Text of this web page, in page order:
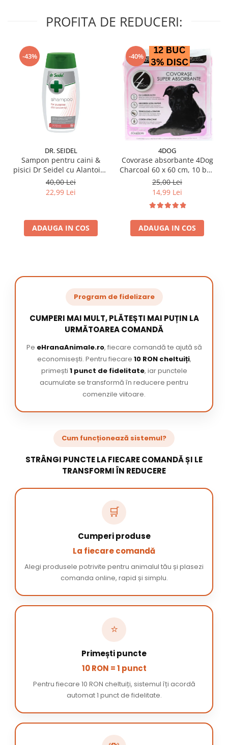
PROFITA DE REDUCERI:
-43%
DR. SEIDEL
Sampon pentru caini &
pisici Dr Seidel cu Alantoina
220 ml
40,00 Lei
22,99 Lei
ADAUGA IN COS
-40%
4DOG
Covorase absorbante 4Dog
Charcoal 60 x 60 cm, 10 buc
/ pachet
25,00 Lei
14,99 Lei
ADAUGA IN COS
Program de fidelizare
CUMPERI MAI MULT, PLĂTEȘTI MAI PUȚIN LA
URMĂTOAREA COMANDĂ
Pe eHranaAnimale.ro, fiecare comandă te ajută să
economisești. Pentru fiecare 10 RON cheltuiți,
primești 1 punct de fidelitate, iar punctele
acumulate se transformă în reducere pentru
comenzile viitoare.
Cum funcționează sistemul?
STRÂNGI PUNCTE LA FIECARE COMANDĂ ȘI LE
TRANSFORMI ÎN REDUCERE
🛒
Cumperi produse
La fiecare comandă
Alegi produsele potrivite pentru animalul tău și plasezi
comanda online, rapid și simplu.
⭐
Primești puncte
10 RON = 1 punct
Pentru fiecare 10 RON cheltuiți, sistemul îți acordă
automat 1 punct de fidelitate.